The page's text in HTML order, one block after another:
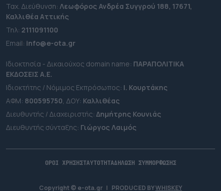
Ταχ. Διεύθυνση: Λεωφόρος Ανδρέα Συγγρού 188, 17671,
Καλλιθέα Αττικής
Τηλ: 2111091100
Εmail: info@e-ota.gr
Ιδιοκτησία - Δικαιούχος domain name: ΠΑΡΑΠΟΛΙΤΙΚΑ
ΕΚΔΟΣΕΙΣ A.E.
Ιδιοκτήτης / Νόμιμος Εκπρόσωπος: Ι. Κουρτάκης
ΑΦΜ: 800595750, ΔΟΥ: Καλλιθέας
Διευθυντής / Διαχειριστής: Δημήτρης Κουνιάς
Διευθυντής σύνταξης: Γιώργος Λαιμός
ΟΡΟΙ ΧΡΗΣΗΣΤΑΥΤΟΤΗΤΑΔΗΛΩΣΗ ΣΥΜΜΟΡΦΩΣΗΣ
Copyright © e-ota.gr | PRODUCED BYWHISKEY